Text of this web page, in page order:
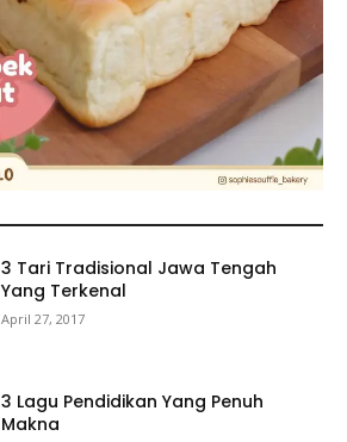
3 Tari Tradisional Jawa Tengah
Yang Terkenal
April 27, 2017
3 Lagu Pendidikan Yang Penuh
Makna